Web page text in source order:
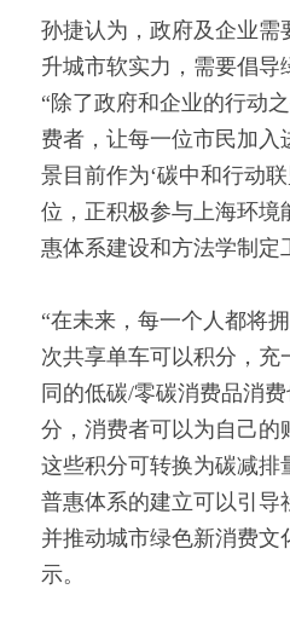
孙捷认为，政府及企业需
升城市软实力，需要倡导
“除了政府和企业的行动
费者，让每一位市民加入
景目前作为‘碳中和行动
位，正积极参与上海环境
惠体系建设和方法学制定
“在未来，每一个人都将
次共享单车可以积分，充
同的低碳/零碳消费品消
分，消费者可以为自己的
这些积分可转换为碳减排
普惠体系的建立可以引导
并推动城市绿色新消费文
示。